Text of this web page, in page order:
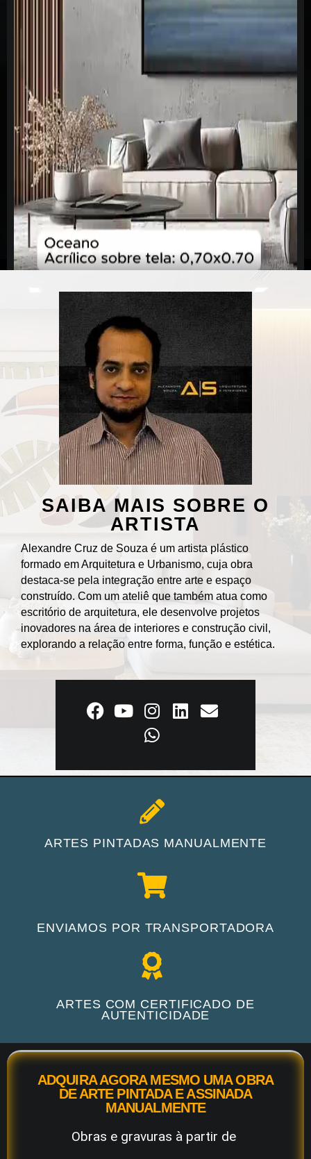
SAIBA MAIS SOBRE O
ARTISTA
Alexandre Cruz de Souza é um artista plástico
formado em Arquitetura e Urbanismo, cuja obra
destaca-se pela integração entre arte e espaço
construído. Com um ateliê que também atua como
escritório de arquitetura, ele desenvolve projetos
inovadores na área de interiores e construção civil,
explorando a relação entre forma, função e estética.
ARTES PINTADAS MANUALMENTE
ENVIAMOS POR TRANSPORTADORA
ARTES COM CERTIFICADO DE
AUTENTICIDADE
ADQUIRA AGORA MESMO UMA OBRA
DE ARTE PINTADA E ASSINADA
MANUALMENTE
Obras e gravuras à partir de